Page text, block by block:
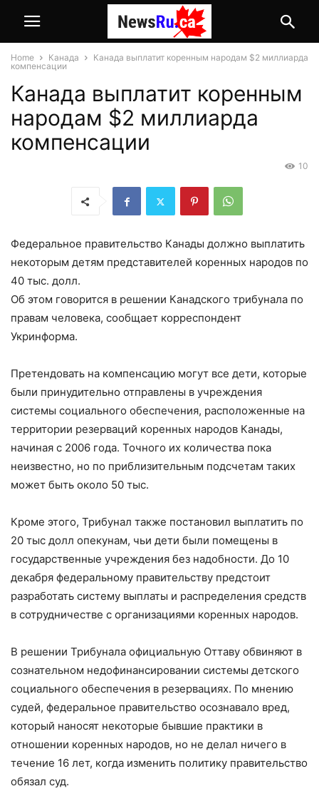
Home Канада
Канада выплатит коренным народам $2 миллиарда
компенсации
Канада выплатит коренным
народам $2 миллиарда
компенсации
10
Федеральное правительство Канады должно выплатить
некоторым детям представителей коренных народов по
40 тыс. долл.
Об этом говорится в решении Канадского трибунала по
правам человека, сообщает корреспондент
Укринформа.
Претендовать на компенсацию могут все дети, которые
были принудительно отправлены в учреждения
системы социального обеспечения, расположенные на
территории резерваций коренных народов Канады,
начиная с 2006 года. Точного их количества пока
неизвестно, но по приблизительным подсчетам таких
может быть около 50 тыс.
Кроме этого, Трибунал также постановил выплатить по
20 тыс долл опекунам, чьи дети были помещены в
государственные учреждения без надобности. До 10
декабря федеральному правительству предстоит
разработать систему выплаты и распределения средств
в сотрудничестве с организациями коренных народов.
В решении Трибунала официальную Оттаву обвиняют в
сознательном недофинансировании системы детского
социального обеспечения в резервациях. По мнению
судей, федеральное правительство осознавало вред,
который наносят некоторые бывшие практики в
отношении коренных народов, но не делал ничего в
течение 16 лет, когда изменить политику правительство
обязал суд.